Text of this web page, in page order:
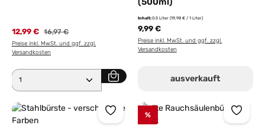
12,99 € Regulärer Preis:
16,97 €
Preise inkl. MwSt. und ggf. zzgl.
Versandkosten
Produkt Anzahl: Gib den gewünschten Wert ein
Inhalt:0.5 Liter (19,98 € / 1 Liter)
9,99 €
Preise inkl. MwSt. und ggf. zzgl.
Versandkosten
ausverkauft
%